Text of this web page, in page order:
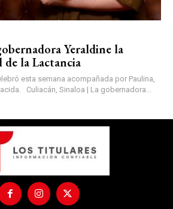
Yeraldine la
de la Lactancia
esta semana acompañada por Paulina,
su pequeña hija recién nacida. Culiacán, Sinaloa | La gobernadora...